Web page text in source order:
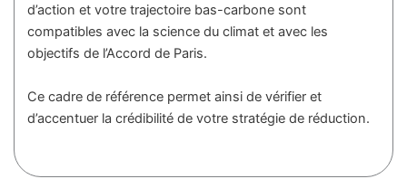
d’action et votre trajectoire bas-carbone sont
compatibles avec la science du climat et avec les
objectifs de l’Accord de Paris.
Ce cadre de référence permet ainsi de vérifier et
d’accentuer la crédibilité de votre stratégie de réduction.